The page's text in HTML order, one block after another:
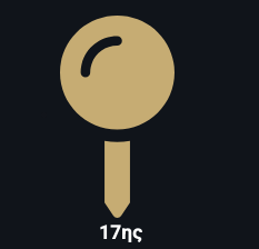
17ης